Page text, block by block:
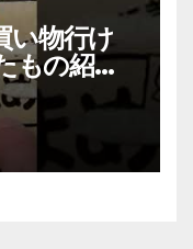
い物行け
もの紹